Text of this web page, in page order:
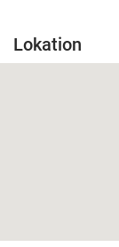
Lokation